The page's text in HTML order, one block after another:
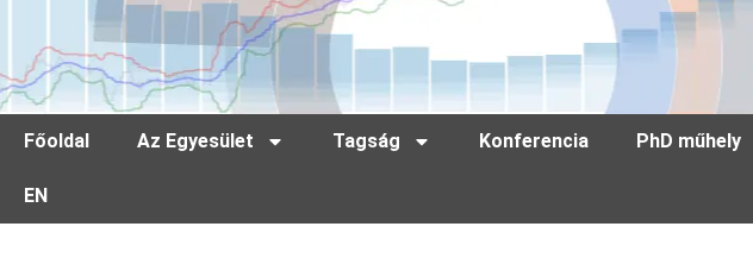
Főoldal Az Egyesület Tagság Konferencia PhD műhely
EN